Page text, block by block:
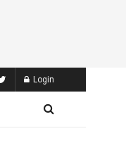
Login